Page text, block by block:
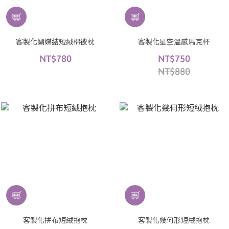
客製化蝴蝶結短絨棉被枕
NT$780
客製化星空溫感馬克杯
NT$750
NT$880
客製化拼布短絨抱枕 客製化幾何形短絨抱枕